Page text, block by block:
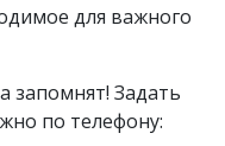
для важного
запомнят! Задать
по телефону: